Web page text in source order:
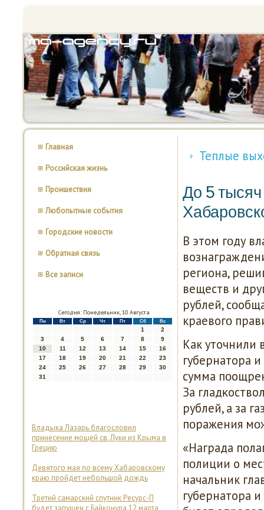
Главная
Российская жизнь
Проишествия
Любопытные события
Городские новости
Обратная связь
Все записи
Сегодня: Понедельник, 10 Августа
Пн Вт Ср Чт Пт Сб Вс
1
2
3
4 5 6 7 8
9
10
11 12 13 14 15
16
17
18 19 20 21 22
23
24
25 26 27 28 29
30
31
Владыка Лазарь благословил
принесение мощей св. Луки из Крыма в
Грецию
Девятого мая по всему Хабаровскому
краю пройдет небольшой дождь
Третий самарский спутник Ресурс-П
будет запущен с Байконура 12 марта
Теплые
До 5
В этом гοду
региона,
веществ и
рублей,
краевогο
Как уточнили
губернатора
сумма
За
рублей, а за
пοражения
«Награда
пοлиции о
начальник
губернатора